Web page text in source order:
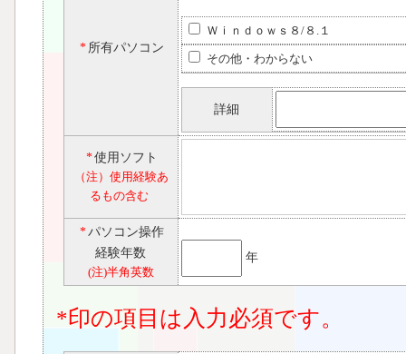
* 所有パソコン
Ｗｉｎｄｏｗｓ８/８.１
その他・わからない
詳細
*使用ソフト
（注）使用経験あ
るもの含む
*パソコン操作
経験年数
(注)半角英数
年
*印の項目は入力必須です。